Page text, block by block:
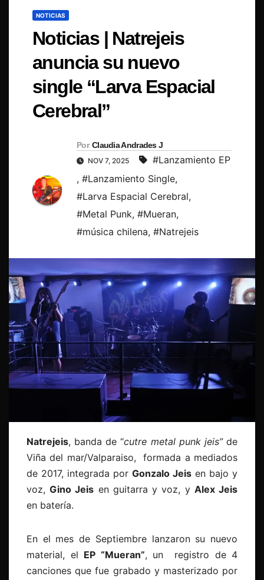
NOTICIAS
Noticias | Natrejeis
anuncia su nuevo
single “Larva Espacial
Cerebral”
Por Claudia Andrades J
NOV 7, 2025
#Lanzamiento EP
, #Lanzamiento Single,
#Larva Espacial Cerebral,
#Metal Punk, #Mueran,
#música chilena, #Natrejeis
Natrejeis, banda de “cutre metal punk jeis”de
Viña del mar/Valparaiso, formada a mediados
de 2017, integrada por Gonzalo Jeis en bajo y
voz,Gino Jeis en guitarra y voz, y Alex Jeis
en batería.
En el mes de Septiembre lanzaron su nuevo
material, el EP “Mueran”, un registro de 4
canciones que fue grabado y masterizado por